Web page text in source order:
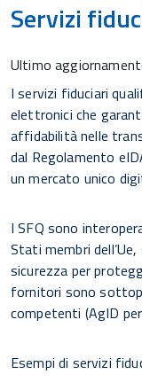
Servizi
Ultimo
I servizi fiduciari
elettronici che
affidabilità nelle
dal Regolamento
un mercato unico
I SFQ sono
Stati membri
sicurezza per
fornitori sono
competenti (AgID per
Esempi di servizi